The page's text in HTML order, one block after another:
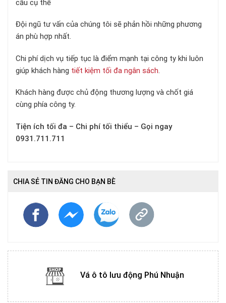
cầu cụ thể
Đội ngũ tư vấn của chúng tôi sẽ phản hồi những phương
án phù hợp nhất.
Chi phí dịch vụ tiếp tục là điểm mạnh tại công ty khi luôn
giúp khách hàng tiết kiệm tối đa ngân sách
Khách hàng được chủ động thương lượng và chốt giá
cùng phía công ty.
Tiện ích tối đa – Chi phí tối thiểu – Gọi ngay
0931.711.711
CHIA SẺ TIN ĐĂNG CHO BẠN BÈ
Vá ô tô lưu động Phú Nhuận